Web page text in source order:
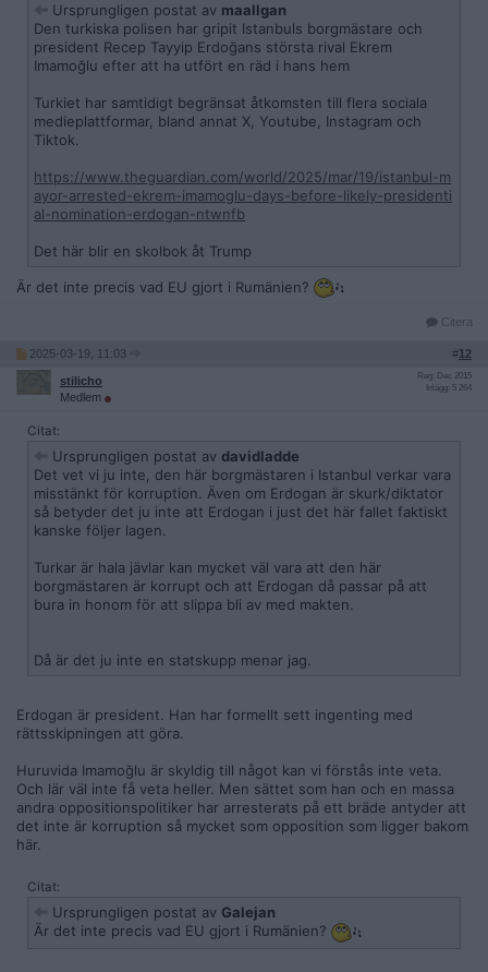
Ursprungligen postat av maallgan
Den turkiska polisen har gripit Istanbuls borgmästare och
president Recep Tayyip Erdoğans största rival Ekrem
Imamoğlu efter att ha utfört en räd i hans hem
Turkiet har samtidigt begränsat åtkomsten till flera sociala
medieplattformar, bland annat X, Youtube, Instagram och
Tiktok.
https://www.theguardian.com/world/2025/mar/19/istanbul-m
ayor-arrested-ekrem-imamoglu-days-before-likely-presidenti
al-nomination-erdogan-ntwnfb
Det här blir en skolbok åt Trump
Är det inte precis vad EU gjort i Rumänien?
Citera
2025-03-19, 11:03 #12
stilicho
Medlem
Reg: Dec 2015
Inlägg: 5 264
Citat:
Ursprungligen postat av davidladde
Det vet vi ju inte, den här borgmästaren i Istanbul verkar vara
misstänkt för korruption. Även om Erdogan är skurk/diktator
så betyder det ju inte att Erdogan i just det här fallet faktiskt
kanske följer lagen.
Turkar är hala jävlar kan mycket väl vara att den här
borgmästaren är korrupt och att Erdogan då passar på att
bura in honom för att slippa bli av med makten.
Då är det ju inte en statskupp menar jag.
Erdogan är president. Han har formellt sett ingenting med
rättsskipningen att göra.
Huruvida Imamoğlu är skyldig till något kan vi förstås inte veta.
Och lär väl inte få veta heller. Men sättet som han och en massa
andra oppositionspolitiker har arresterats på ett bräde antyder att
det inte är korruption så mycket som opposition som ligger bakom
här.
Citat:
Ursprungligen postat av Galejan
Är det inte precis vad EU gjort i Rumänien?